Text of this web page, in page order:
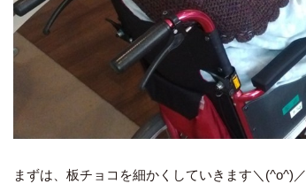
まずは、板チョコを細かくしていきます＼(^o^)／